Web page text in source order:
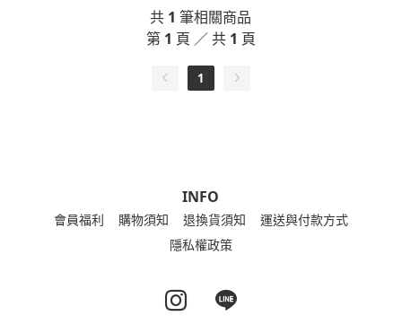
共 1 筆相關商品
第 1 頁 ／ 共 1 頁
1
INFO
會員福利 購物須知 退換貨須知
運送與付款方式
隱私權政策
Instagram page
Line page